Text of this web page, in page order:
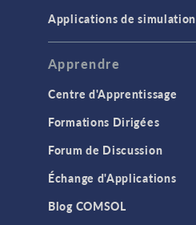
Applications de simulation
Apprendre
Centre d'Apprentissage
Formations Dirigées
Forum de Discussion
Échange d'Applications
Blog COMSOL